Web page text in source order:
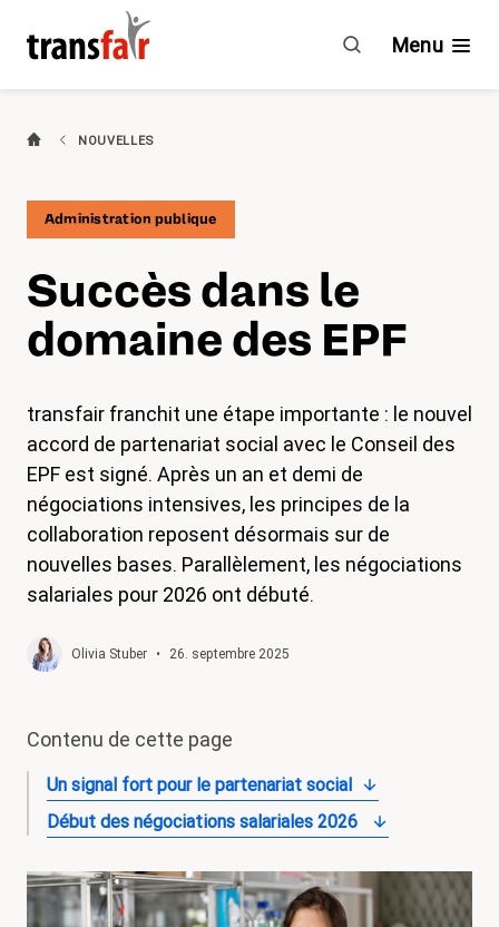
dans
domaine
EPF
Nouvelles
Agenda
magazine
Shop
Initiative congé familial
Devenir membre
Branches
Engagement
À propos de transfair
Avantages
Menu
NOUVELLES
Administration publique
Succès dans le
domaine des EPF
transfair franchit une étape importante : le nouvel
accord de partenariat social avec le Conseil des
EPF est signé. Après un an et demi de
négociations intensives, les principes de la
collaboration reposent désormais sur de
nouvelles bases. Parallèlement, les négociations
salariales pour 2026 ont débuté.
Olivia Stuber • 26. septembre 2025
Contenu de cette page
Un signal fort pour le partenariat social
Début des négociations salariales 2026